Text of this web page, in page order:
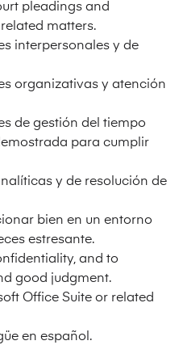
pleadings and
matters.
interpersonales y de
organizativas y atención
de gestión del tiempo
para cumplir
y de resolución de
bien en un entorno
estresante.
and to
good judgment.
Office Suite or related
en español.